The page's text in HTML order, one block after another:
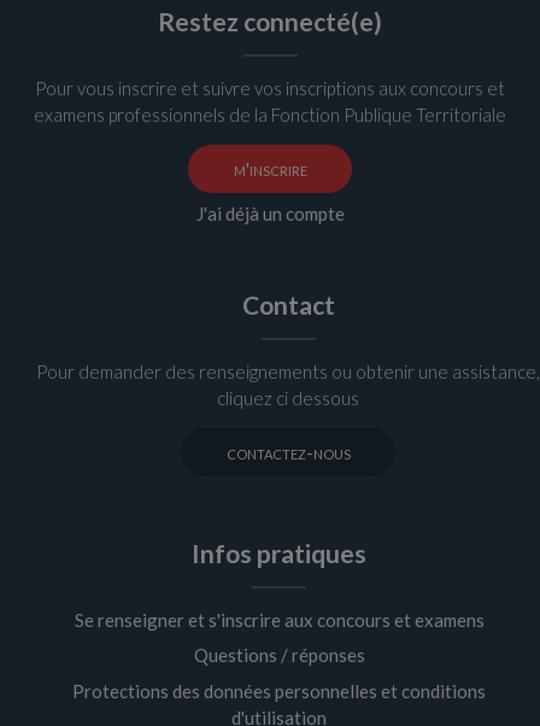
Restez connecté(e)
Pour vous inscrire et suivre vos inscriptions aux concours et
examens professionnels de la Fonction Publique Territoriale
m'inscrire
J'ai déjà un compte
Contact
Pour demander des renseignements ou obtenir une assistance,
cliquez ci dessous
contactez-nous
Infos pratiques
Se renseigner et s'inscrire aux concours et examens
Questions / réponses
Protections des données personnelles et conditions
d'utilisation